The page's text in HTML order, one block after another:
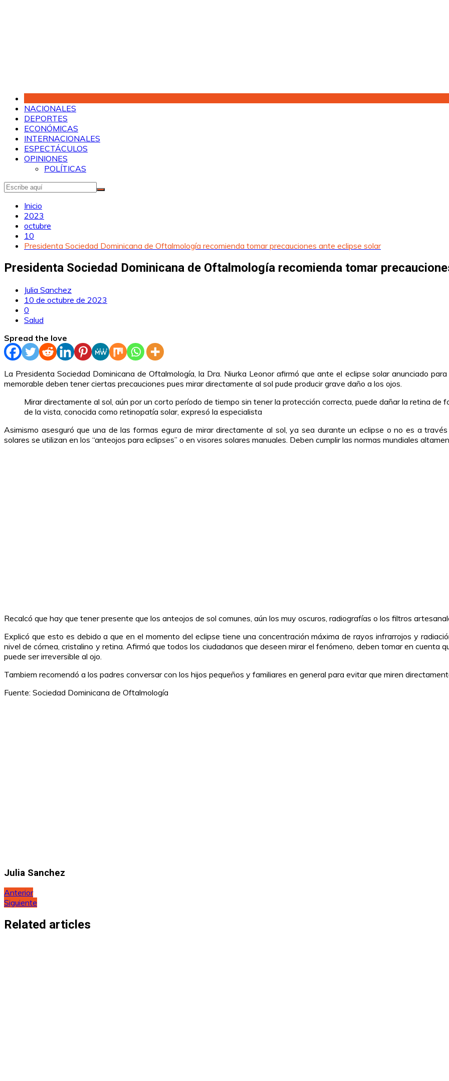
NACIONALES
DEPORTES
ECONÓMICAS
INTERNACIONALES
ESPECTÁCULOS
OPINIONES
POLÍTICAS
Inicio
2023
octubre
10
Presidenta Sociedad Dominicana de Oftalmología recomienda tomar precauciones ante eclipse solar
Presidenta Sociedad Dominicana de Oftalmología recomienda tomar
Julia Sanchez
10 de octubre de 2023
0
Salud
Spread the love
La Presidenta Sociedad Dominicana de Oftalmología, la Dra. Niurka Leonor afirmó que ante el eclipse solar anunciado
memorable deben tener ciertas precauciones pues mirar directamente al sol pude producir grave daño a los ojos.
Mirar directamente al sol, aún por un corto período de tiempo sin tener la protección correcta, puede dañar la retina de
de la vista, conocida como retinopatía solar, expresó la especialista
Asimismo asesguró que una de las formas egura de mirar directamente al sol, ya sea durante un eclipse o no es a
solares se utilizan en los “anteojos para eclipses” o en visores solares manuales. Deben cumplir las normas mundiales
Recalcó que hay que tener presente que los anteojos de sol comunes, aún los muy oscuros, radiografías o los filtros
Explicó que esto es debido a que en el momento del eclipse tiene una concentración máxima de rayos infrarrojos y
nivel de córnea, cristalino y retina. Afirmó que todos los ciudadanos que deseen mirar el fenómeno, deben tomar en cuenta
puede ser irreversible al ojo.
Tambiem recomendó a los padres conversar con los hijos pequeños y familiares en general para evitar que miren
Fuente: Sociedad Dominicana de Oftalmología
Julia Sanchez
Navegación
de
entradas
Anterior
Siguiente
Related articles